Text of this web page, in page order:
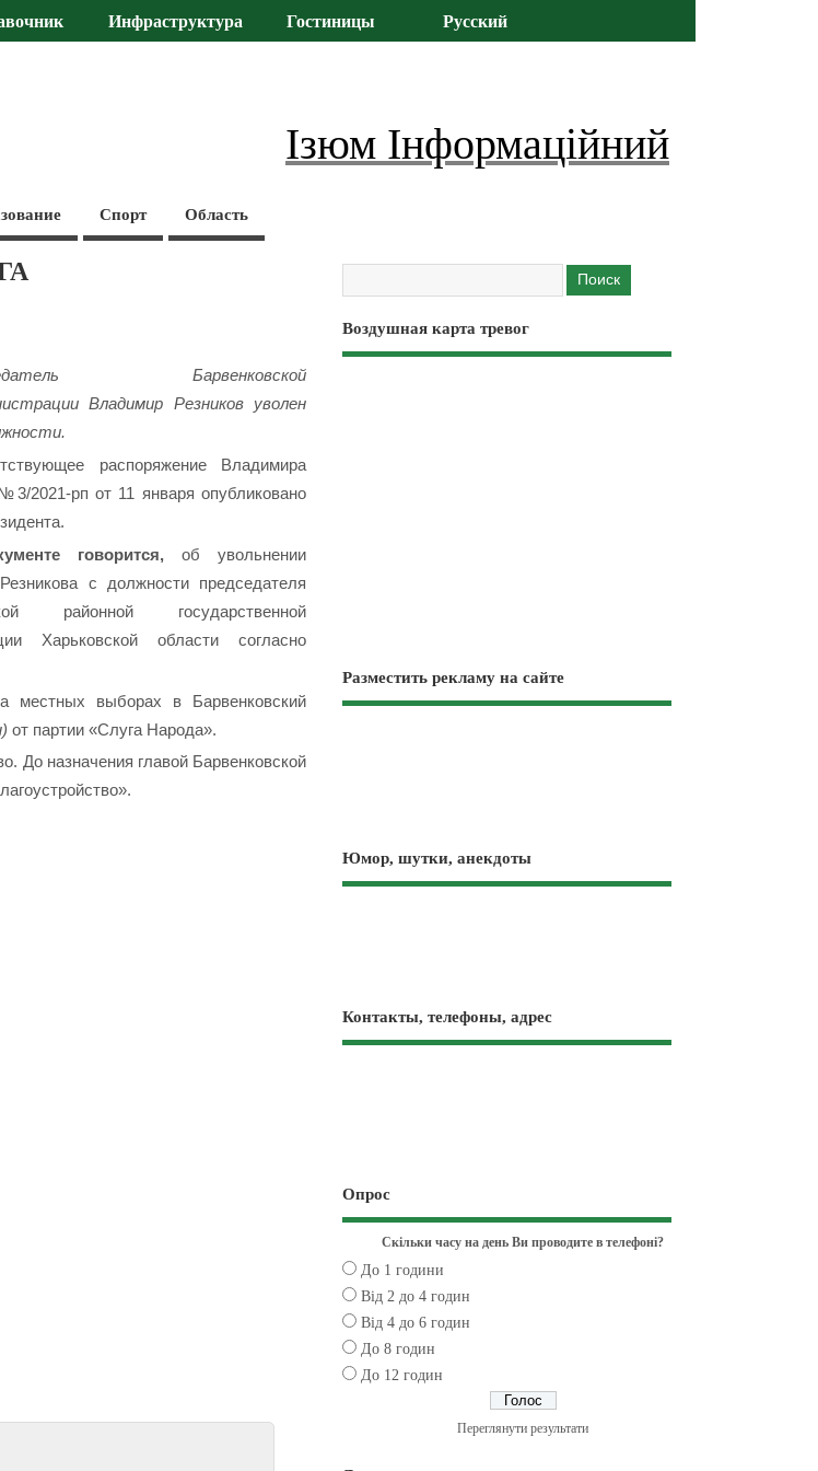
Инфраструктура Гостиницы Русский
Ізюм Інформаційний
Спорт Область
Барвенковской
Владимир Резников уволен
распоряжение Владимира
2021-рп от 11 января опубликовано
говорится, об увольнении
с должности председателя
районной государственной
Харьковской области согласно
местных выборах в Барвенковский
от партии «Слуга Народа».
До назначения главой Барвенковской
Воздушная карта тревог
Разместить рекламу на сайте
Юмор, шутки, анекдоты
Контакты, телефоны, адрес
Опрос
Скільки часу на день Ви проводите в телефоні?
До 1 години
Від 2 до 4 годин
Від 4 до 6 годин
До 8 годин
До 12 годин
Переглянути результати